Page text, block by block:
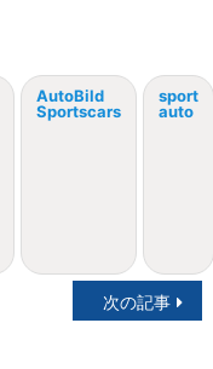
AutoBild
Sportscars
sport
auto
次の記事